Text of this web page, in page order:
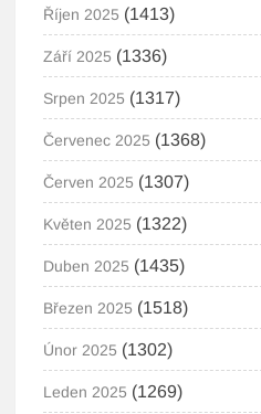
Říjen 2025 (1413)
Září 2025 (1336)
Srpen 2025 (1317)
Červenec 2025 (1368)
Červen 2025 (1307)
Květen 2025 (1322)
Duben 2025 (1435)
Březen 2025 (1518)
Únor 2025 (1302)
Leden 2025 (1269)